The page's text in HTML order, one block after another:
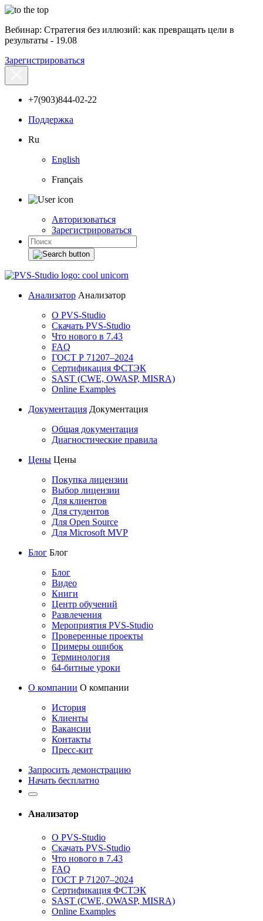
Вебинар: Стратегия без иллюзий: как превращать цели в
результаты - 19.08
Зарегистрироваться
+7(903)844-02-22
Поддержка
Ru
English
Français
Авторизоваться
Зарегистрироваться
Анализатор Анализатор
О PVS-Studio
Скачать PVS-Studio
Что нового в 7.43
FAQ
ГОСТ Р 71207–2024
Сертификация ФСТЭК
SAST (CWE, OWASP, MISRA)
Online Examples
Документация Документация
Общая документация
Диагностические правила
Цены Цены
Покупка лицензии
Выбор лицензии
Для клиентов
Для студентов
Для Open Source
Для Microsoft MVP
Блог Блог
Блог
Видео
Книги
Центр обучений
Развлечения
Мероприятия PVS-Studio
Проверенные проекты
Примеры ошибок
Терминология
64-битные уроки
О компании О компании
История
Клиенты
Вакансии
Контакты
Пресс-кит
Запросить демонстрацию
Начать бесплатно
Анализатор
О PVS-Studio
Скачать PVS-Studio
Что нового в 7.43
FAQ
ГОСТ Р 71207–2024
Сертификация ФСТЭК
SAST (CWE, OWASP, MISRA)
Online Examples